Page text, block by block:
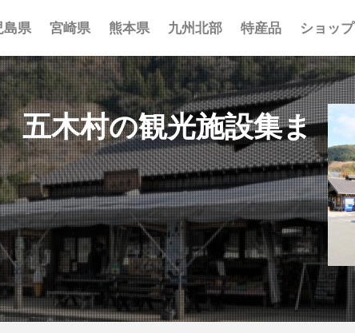
とめ
ト まとめ
め
め
島県 宮崎県 熊本県 九州北部 特産品 ショップ
木村の観光施設集ま